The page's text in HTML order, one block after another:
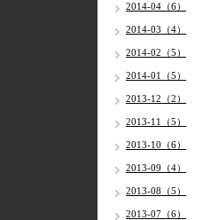
2014-04（6）
2014-03（4）
2014-02（5）
2014-01（5）
2013-12（2）
2013-11（5）
2013-10（6）
2013-09（4）
2013-08（5）
2013-07（6）